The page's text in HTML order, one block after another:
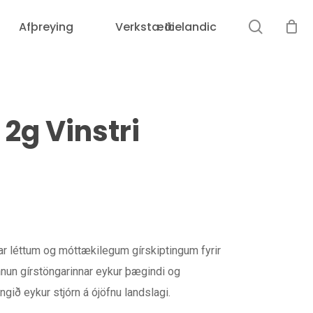
Afþreying VerkstæðiIcelandic
Vinstri
léttum og móttækilegum gírskiptingum fyrir
gírstöngarinnar eykur þægindi og
eykur stjórn á ójöfnu landslagi.